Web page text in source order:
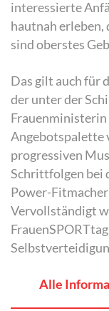
interessierte
hautnah
sind oberstes
Das gilt auch für
der unter der
Angebotspalette
progressiven
Schrittfolgen bei
Power-
Vervollständigt
Alle